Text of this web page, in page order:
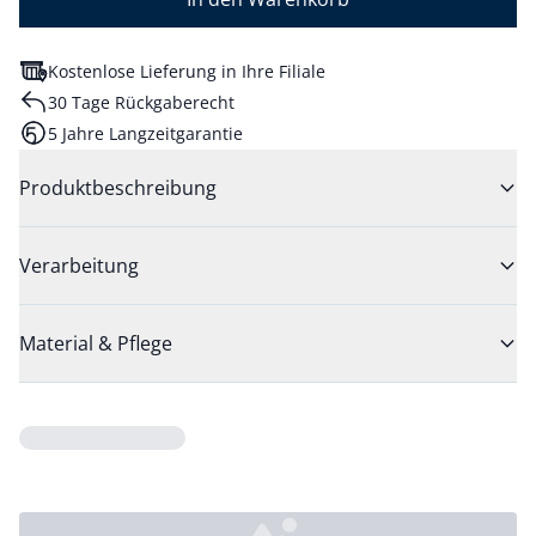
Kostenlose Lieferung in Ihre Filiale
30 Tage Rückgaberecht
5 Jahre Langzeitgarantie
Produktbeschreibung
Verarbeitung
Material & Pflege